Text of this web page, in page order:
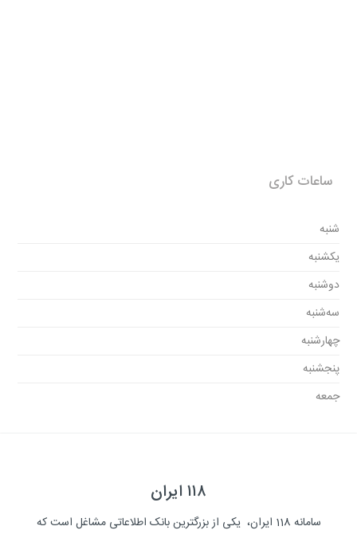
ساعات کاری
شنبه
یکشنبه
دوشنبه
سه‌شنبه
چهارشنبه
پنجشنبه
جمعه
۱۱۸ ایران
سامانه 118 ایران، یکی از بزرگترین بانک اطلاعاتی مشاغل است که